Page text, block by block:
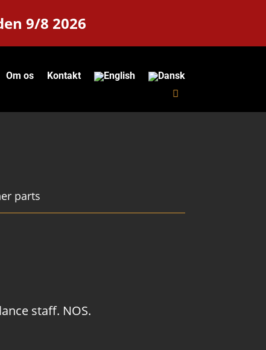
9/8 2026
Om os Kontakt
parts
staff. NOS.